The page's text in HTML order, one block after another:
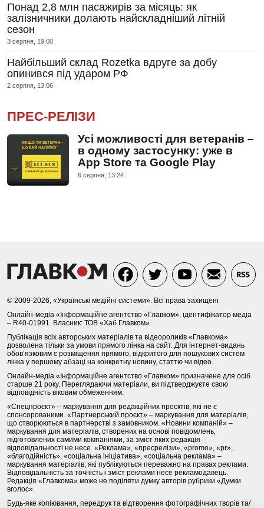
Понад 2,8 млн пасажирів за місяць: як
залізничники долають найскладніший літній
сезон
3 серпня, 19:00
Найбільший склад Rozetka вдруге за добу
опинився під ударом РФ
2 серпня, 13:06
ПРЕС-РЕЛІЗИ
Усі можливості для ветеранів –
в одному застосунку: уже в
App Store та Google Play
6 серпня, 13:24
© 2009-2026, «Українські медійні системи». Всі права захищені
Онлайн-медіа «Інформаційне агентство «Главком», ідентифікатор медіа
– R40-01991. Власник: ТОВ «Хаб Главком»
Публікація всіх авторських матеріалів та відеороликів «Главкома»
дозволена тільки за умови прямого лінка на сайт. Для інтернет-видань
обов’язковим є розміщення прямого, відкритого для пошукових систем
лінка у першому абзаці на конкретну новину, статтю чи відео.
Онлайн-медіа «Інформаційне агентство «Главком» призначене для осіб
старше 21 року. Переглядаючи матеріали, ви підтверджуєте свою
відповідність віковим обмеженням.
«Спецпроєкт» – маркування для редакційних проєктів, які не є
спонсорованими. «Партнерський проєкт» – маркування для матеріалів,
що створюються в партнерстві з замовником. «Новини компаній» –
маркування для матеріалів, створених на основі повідомлень,
підготовлених самими компаніями, за зміст яких редакція
відповідальності не несе. «Реклама», «пресрелізи», «promo», «pr»,
«благодійність», «соціальна ініціатива», «соціальна реклама» –
маркування матеріалів, які публікуються переважно на правах реклами.
Відповідальність за точність і зміст реклами несе рекламодавець.
Редакція «Главкома» може не поділяти думку авторів рубрики «Думки
вголос».
Будь-яке копіювання, передрук та відтворення фотографічних творів та/